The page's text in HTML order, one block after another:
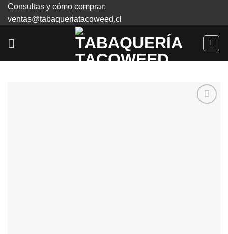
SkipConsultas y cómo comprar:
ventas@tabaqueriatacoweed.cl